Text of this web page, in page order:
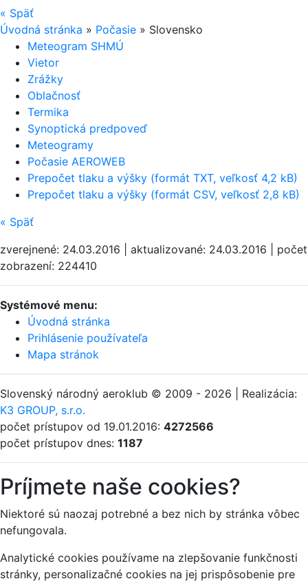
« Späť
Úvodná stránka » Počasie » Slovensko
Meteogram SHMÚ
Vietor
Zrážky
Oblačnosť
Termika
Synoptická predpoveď
Meteogramy
Počasie AEROWEB
Prepočet tlaku a výšky (formát TXT, veľkosť 4,2 kB)
Prepočet tlaku a výšky (formát CSV, veľkosť 2,8 kB)
« Späť
zverejnené: 24.03.2016 | aktualizované: 24.03.2016 | počet
zobrazení: 224410
Systémové menu:
Úvodná stránka
Prihlásenie používateľa
Mapa stránok
Slovenský národný aeroklub © 2009 - 2026 | Realizácia:
K3 GROUP, s.r.o.
počet prístupov od 19.01.2016: 4272566
počet prístupov dnes: 1187
Príjmete naše cookies?
Niektoré sú naozaj potrebné a bez nich by stránka vôbec
nefungovala.
Analytické cookies používame na zlepšovanie funkčnosti
stránky, personalizačné cookies na jej prispôsobenie pre